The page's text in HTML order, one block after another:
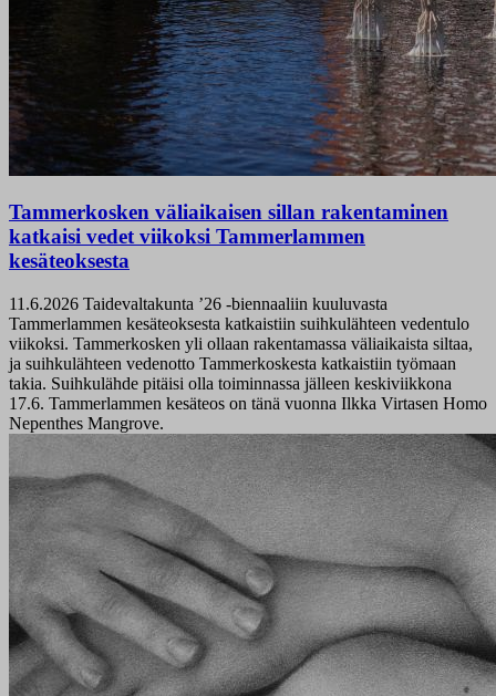
Tammerkosken väliaikaisen sillan rakentaminen
katkaisi vedet viikoksi Tammerlammen
kesäteoksesta
11.6.2026 Taidevaltakunta ’26 -biennaaliin kuuluvasta
Tammerlammen kesäteoksesta katkaistiin suihkulähteen vedentulo
viikoksi. Tammerkosken yli ollaan rakentamassa väliaikaista siltaa,
ja suihkulähteen vedenotto Tammerkoskesta katkaistiin työmaan
takia. Suihkulähde pitäisi olla toiminnassa jälleen keskiviikkona
17.6. Tammerlammen kesäteos on tänä vuonna Ilkka Virtasen Homo
Nepenthes Mangrove.